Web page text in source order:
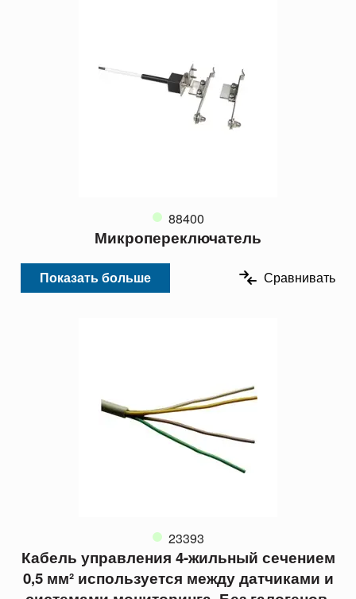
88400
Микропереключатель
Показать больше Сравнивать
23393
Кабель управления 4-жильный сечением
0,5 мм² используется между датчиками и